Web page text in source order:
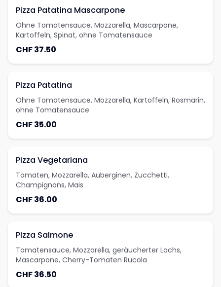
Pizza Patatina Mascarpone
Ohne Tomatensauce, Mozzarella, Mascarpone,
Kartoffeln, Spinat, ohne Tomatensauce
CHF 37.50
Pizza Patatina
Ohne Tomatensauce, Mozzarella, Kartoffeln, Rosmarin,
ohne Tomatensauce
CHF 35.00
Pizza Vegetariana
Tomaten, Mozzarella, Auberginen, Zucchetti,
Champignons, Mais
CHF 36.00
Pizza Salmone
Tomatensauce, Mozzarella, geräucherter Lachs,
Mascarpone, Cherry-Tomaten Rucola
CHF 36.50